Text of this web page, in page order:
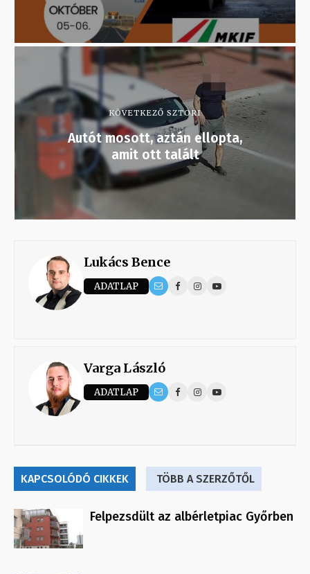
KÖVETKEZŐ SZTORI
Autót mosott, aztán ellopta,
amit ott talált
Lukács Bence
ADATLAP
Varga László
ADATLAP
KAPCSOLÓDÓ CIKKEK TÖBB A SZERZŐTŐL
Felpezsdült az albérletpiac Győrben